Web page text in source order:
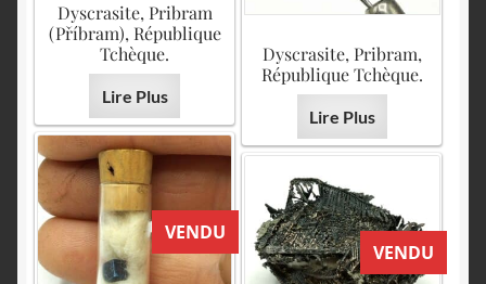
Dyscrasite, Pribram
(Příbram), République
Tchèque.
Lire Plus
Dyscrasite, Pribram,
République Tchèque.
Lire Plus
VENDU
VENDU